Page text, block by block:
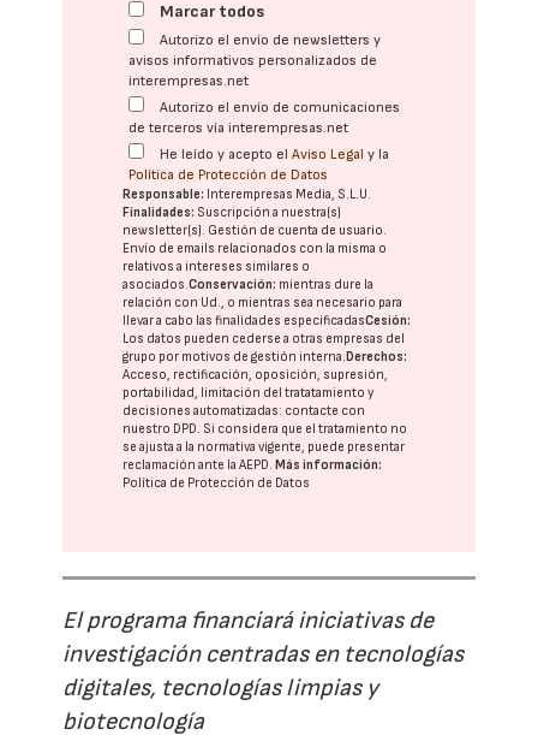
Marcar todos
Autorizo el envío de newsletters y
avisos informativos personalizados de
interempresas.net
Autorizo el envío de comunicaciones
de terceros vía interempresas.net
He leído y acepto elAviso Legal y la
Política de Protección de Datos
Responsable: Interempresas Media, S.L.U.
Finalidades: Suscripción a nuestra(s)
newsletter(s). Gestión de cuenta de usuario.
Envío de emails relacionados con la misma o
relativos a intereses similares o
asociados.Conservación: mientras dure la
relación con Ud., o mientras sea necesario para
llevar a cabo las finalidades especificadasCesión:
Los datos pueden cederse a otras empresas del
grupo por motivos de gestión interna. Derechos:
Acceso, rectificación, oposición, supresión,
portabilidad, limitación del tratatamiento y
decisiones automatizadas: contacte con
nuestro DPD. Si considera que el tratamiento no
se ajusta a la normativa vigente, puede presentar
reclamación ante laAEPD. Más información:
Política de Protección de Datos
El programa financiará iniciativas de
investigación centradas en tecnologías
digitales, tecnologías limpias y
biotecnología